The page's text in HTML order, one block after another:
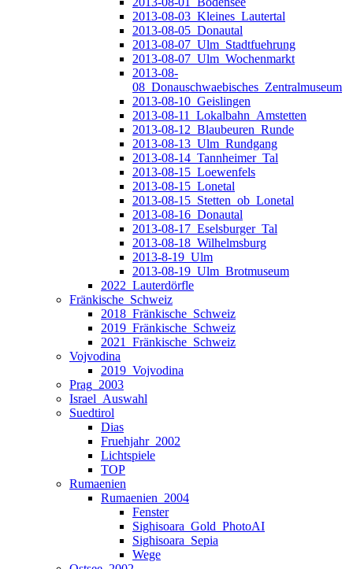
2013-08-03_Kleines_Lautertal
2013-08-05_Donautal
2013-08-07_Ulm_Stadtfuehrung
2013-08-07_Ulm_Wochenmarkt
2013-08-
08_Donauschwaebisches_Zentralmuseum
2013-08-10_Geislingen
2013-08-11_Lokalbahn_Amstetten
2013-08-12_Blaubeuren_Runde
2013-08-13_Ulm_Rundgang
2013-08-14_Tannheimer_Tal
2013-08-15_Loewenfels
2013-08-15_Lonetal
2013-08-15_Stetten_ob_Lonetal
2013-08-16_Donautal
2013-08-17_Eselsburger_Tal
2013-08-18_Wilhelmsburg
2013-8-19_Ulm
2013-08-19_Ulm_Brotmuseum
2022_Lauterdörfle
Fränkische_Schweiz
2018_Fränkische_Schweiz
2019_Fränkische_Schweiz
2021_Fränkische_Schweiz
Vojvodina
2019_Vojvodina
Prag_2003
Israel_Auswahl
Suedtirol
Dias
Fruehjahr_2002
Lichtspiele
TOP
Rumaenien
Rumaenien_2004
Fenster
Sighisoara_Gold_PhotoAI
Sighisoara_Sepia
Wege